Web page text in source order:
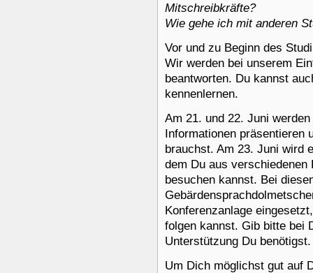
Mitschreibkräfte?
Wie gehe ich mit anderen
Vor und zu Beginn des
Wir werden bei unserem
beantworten. Du kannst
kennenlernen.
Am 21. und 22. Juni
Informationen präsentieren
brauchst. Am 23. Juni wird
dem Du aus verschiedenen
besuchen kannst. Bei
Konferenzanlage
folgen kannst. Gib bitte bei
Unterstützung Du benötigst.
Um Dich möglichst gut auf